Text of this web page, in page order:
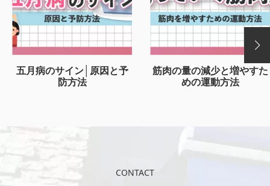
五月病のサイン│原因と予
防方法
筋肉の量の減少と増やすた
めの運動方法
CONTACT